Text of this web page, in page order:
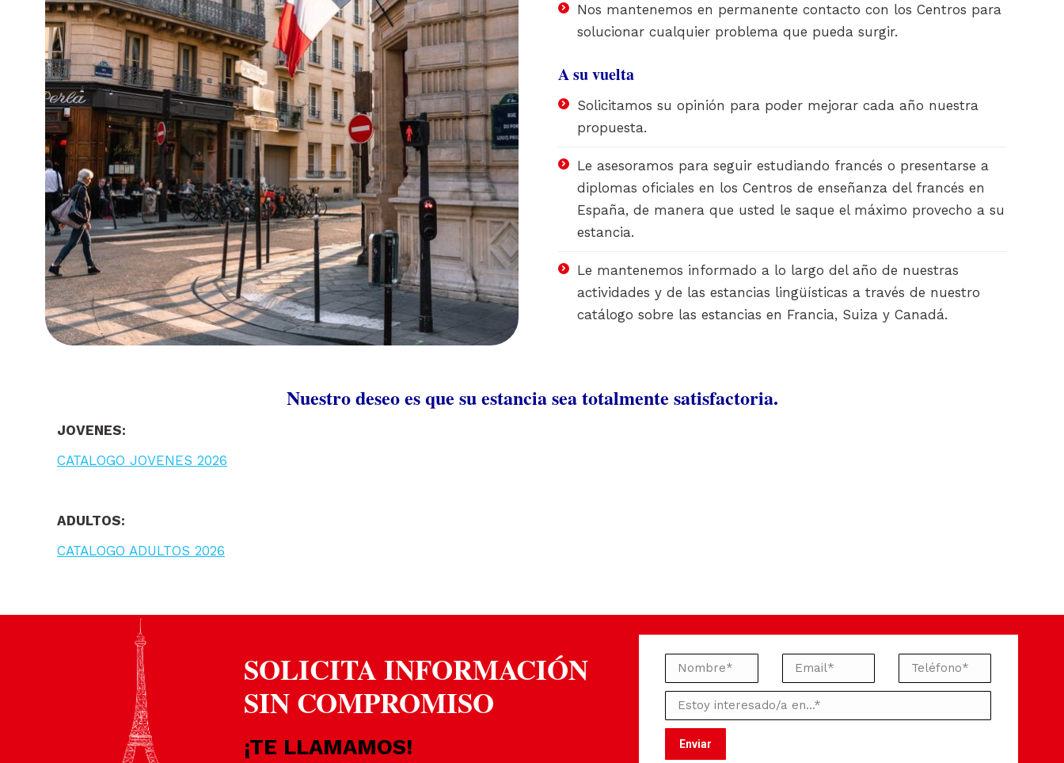
Nos mantenemos en permanente contacto con los Centros para
solucionar cualquier problema que pueda surgir.
A su vuelta
Solicitamos su opinión para poder mejorar cada año nuestra
propuesta.
Le asesoramos para seguir estudiando francés o presentarse a
diplomas oficiales en los Centros de enseñanza del francés en
España, de manera que usted le saque el máximo provecho a su
estancia.
Le mantenemos informado a lo largo del año de nuestras
actividades y de las estancias lingüísticas a través de nuestro
catálogo sobre las estancias en Francia, Suiza y Canadá.
Nuestro deseo es que su estancia sea totalmente satisfactoria.
JOVENES:
CATALOGO JOVENES 2026
ADULTOS:
CATALOGO ADULTOS 2026
SOLICITA INFORMACIÓN
SIN COMPROMISO
¡TE LLAMAMOS!